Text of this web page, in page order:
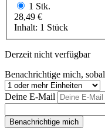
1 Stk.
28,49 €
Inhalt: 1 Stück
Derzeit nicht verfügbar
Benachrichtige mich,
Deine E-Mail
Benachrichtige mich